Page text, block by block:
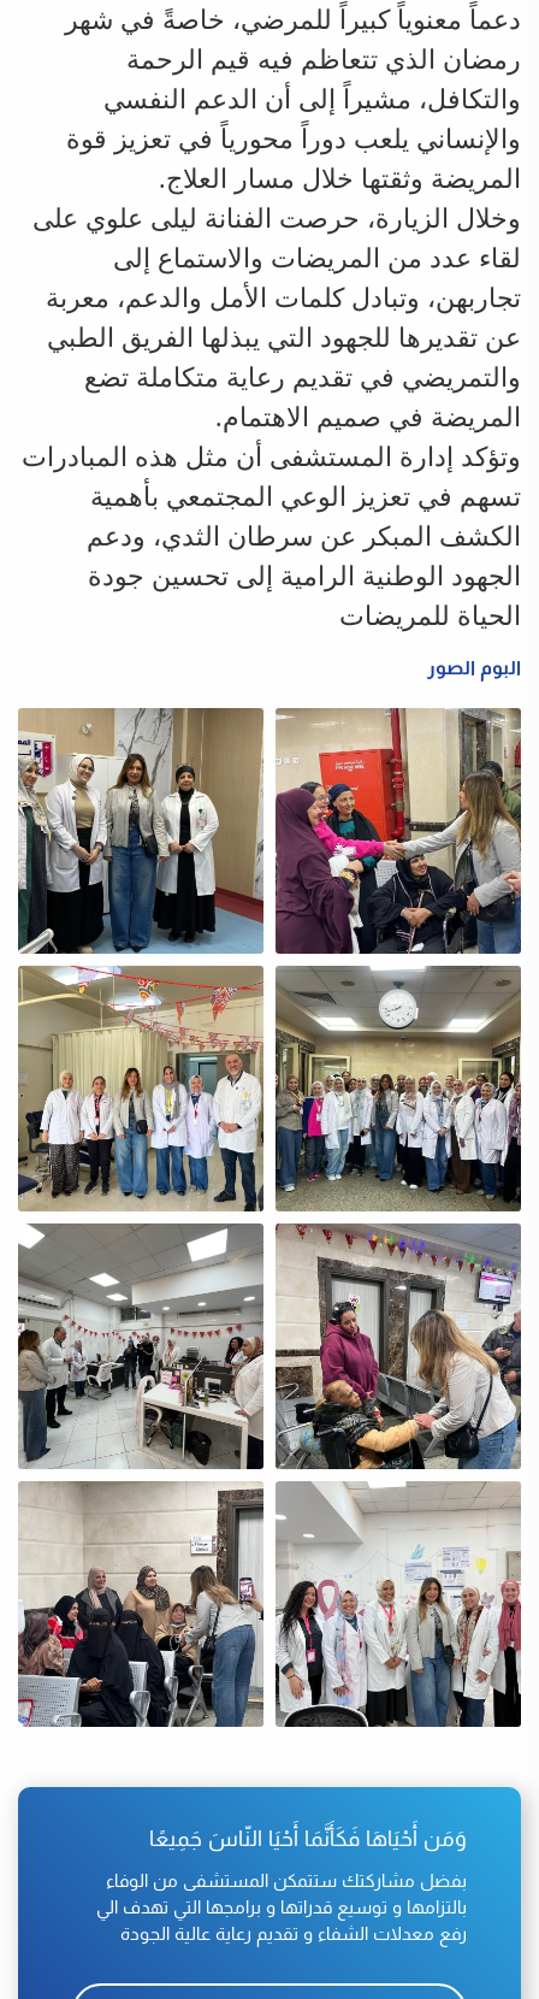
دعماً معنوياً كبيراً للمرضي، خاصةً في شهر
رمضان الذي تتعاظم فيه قيم الرحمة
والتكافل، مشيراً إلى أن الدعم النفسي
والإنساني يلعب دوراً محورياً في تعزيز قوة
المريضة وثقتها خلال مسار العلاج.
وخلال الزيارة، حرصت الفنانة ليلى علوي على
لقاء عدد من المريضات والاستماع إلى
تجاربهن، وتبادل كلمات الأمل والدعم، معربة
عن تقديرها للجهود التي يبذلها الفريق الطبي
والتمريضي في تقديم رعاية متكاملة تضع
المريضة في صميم الاهتمام.
وتؤكد إدارة المستشفى أن مثل هذه المبادرات
تسهم في تعزيز الوعي المجتمعي بأهمية
الكشف المبكر عن سرطان الثدي، ودعم
الجهود الوطنية الرامية إلى تحسين جودة
الحياة للمريضات
البوم الصور
وَمَن أَحْيَاهَا فَكَأَنَّمَا أَحْيَا النّاسَ جَمِيعًا
بفضل مشاركتك ستتمكن المستشفى من الوفاء
بالتزامها و توسيع قدراتها و برامجها التي تهدف الي
رفع معدلات الشفاء و تقديم رعاية عالية الجودة